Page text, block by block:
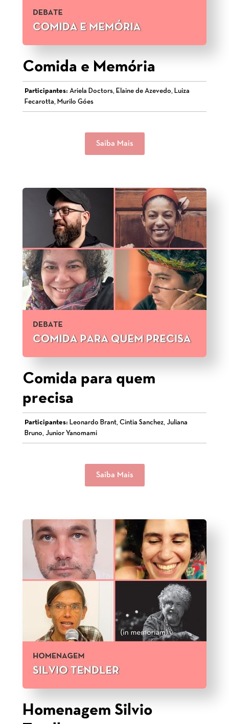
Comida e Memória
Participantes: Ariela Doctors, Elaine de Azevedo, Luiza
Fecarotta, Murilo Góes
Saiba Mais
Comida para quem
precisa
Participantes: Leonardo Brant, Cintia Sanchez, Juliana
Bruno, Junior Yanomami
Saiba Mais
Homenagem Silvio